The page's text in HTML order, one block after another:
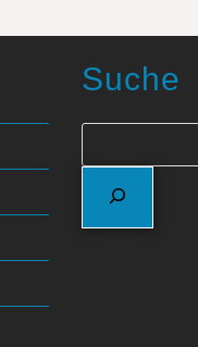
Suche